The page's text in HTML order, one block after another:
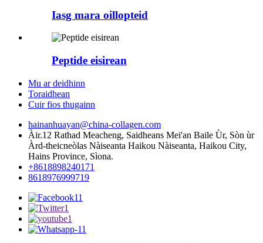
Iasg mara oillopteid
Peptide eisirean
Mu ar deidhinn
Toraidhean
Cuir fios thugainn
hainanhuayan@china-collagen.com
Àir.12 Rathad Meacheng, Saidheans Mei'an Baile Ùr, Sòn ùr
Àrd-theicneòlas Nàiseanta Haikou Nàiseanta, Haikou City,
Hains Province, Sìona.
+8618898240171
8618976999719